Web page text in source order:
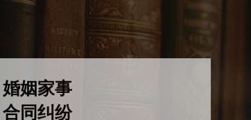
婚姻家事
合同纠纷